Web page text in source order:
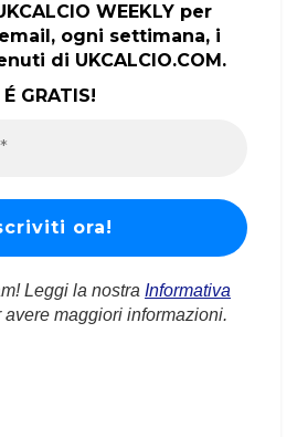
WEEKLY per
ogni settimana, i
di UKCALCIO.COM.
É GRATIS!
Leggi la nostra Informativa
maggiori informazioni.